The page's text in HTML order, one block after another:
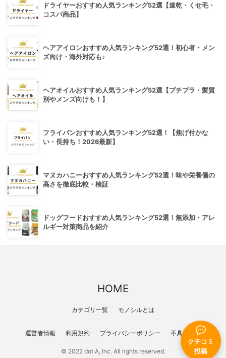
クチコミ
投稿
ドライヤーおすすめ人気ランキング52選【速乾・くせ毛・
コスパ商品】
ヘアアイロンおすすめ人気ランキング52選！初心者・メン
ズ向け・海外対応も♪
ヘアオイルおすすめ人気ランキング52選【プチプラ・髪質
別やメンズ向けも！】
フライパンおすすめ人気ランキング52選！【焦げ付かな
い・長持ち！2026最新】
マヌカハニーおすすめ人気ランキング52選！味や栄養価の
高さを徹底比較・検証
ドッグフードおすすめ人気ランキング52選！無添加・アレ
ルギー対策商品を紹介
HOME
カテゴリ一覧 モノシルとは
運営者情報 利用規約 プライバシーポリシー 不具合報告
© 2022 dot A, Inc. All rights reserved.